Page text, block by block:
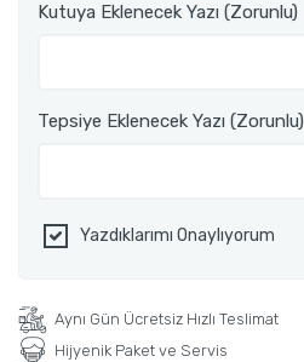
Kutuya Eklenecek Yazı (Zorunlu)
Tepsiye Eklenecek Yazı (Zorunlu)
Yazdıklarımı Onaylıyorum
Aynı Gün Ücretsiz Hızlı Teslimat
Hijyenik Paket ve Servis